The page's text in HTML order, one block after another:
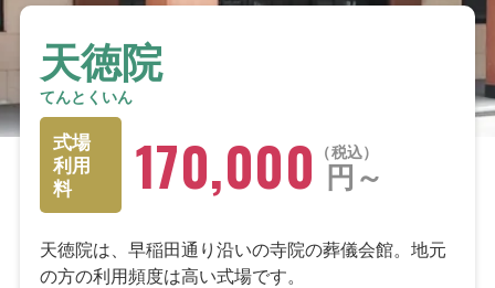
天徳院
てんとくいん
式場
利用
料
税込
170,000 円～
天徳院は、早稲田通り沿いの寺院の葬儀会館。地元
の方の利用頻度は高い式場です。